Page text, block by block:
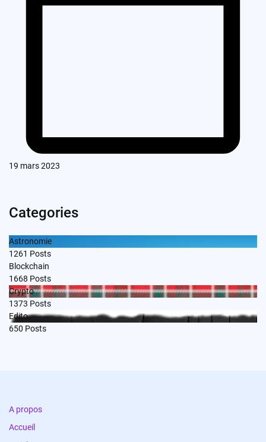
19 mars 2023
Categories
Astronomie
1261 Posts
Blockchain
1668 Posts
Crypto
1373 Posts
Edito
650 Posts
A propos
Accueil